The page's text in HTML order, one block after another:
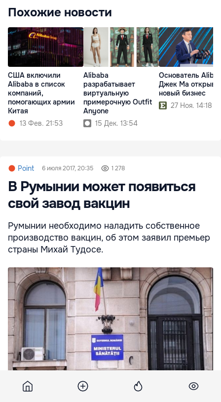
Похожие новости
США включили
Alibaba в список
компаний,
помогающих армии
Китая
13 Фев. 21:53
Alibaba
разрабатывает
виртуальную
примерочную Outfit
Anyone
15 Дек. 13:54
Основатель
Джек Ма
новый бизнес
27 Ноя. 14:18
Point 6 июля 2017, 20:35 1 278
В Румынии может появиться
свой завод вакцин
Румынии необходимо наладить собственное
производство вакцин, об этом заявил премьер
страны Михай Тудосе.
В Румынии может появиться свой завод вакцин.